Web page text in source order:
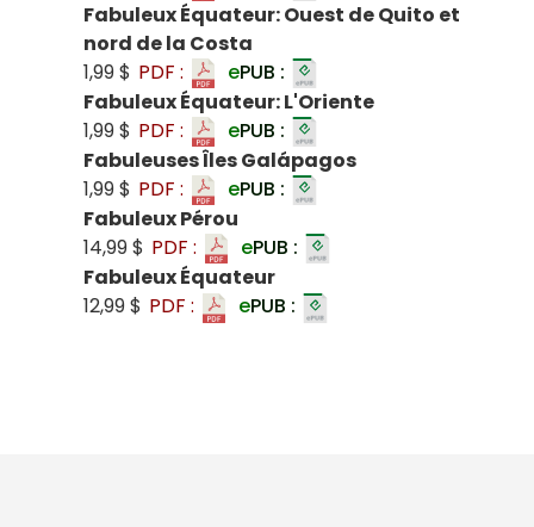
Fabuleux Équateur: Ouest de Quito et
nord de la Costa
1,99 $ PDF : ePUB :
Fabuleux Équateur: L'Oriente
1,99 $ PDF : ePUB :
Fabuleuses Îles Galápagos
1,99 $ PDF : ePUB :
Fabuleux Pérou
14,99 $ PDF : ePUB :
Fabuleux Équateur
12,99 $ PDF : ePUB :